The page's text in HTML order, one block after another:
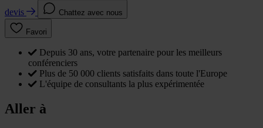
devis
Chattez avec nous
Favori
Depuis 30 ans, votre partenaire pour les meilleurs
conférenciers
Plus de 50 000 clients satisfaits dans toute l'Europe
L'équipe de consultants la plus expérimentée
Aller à